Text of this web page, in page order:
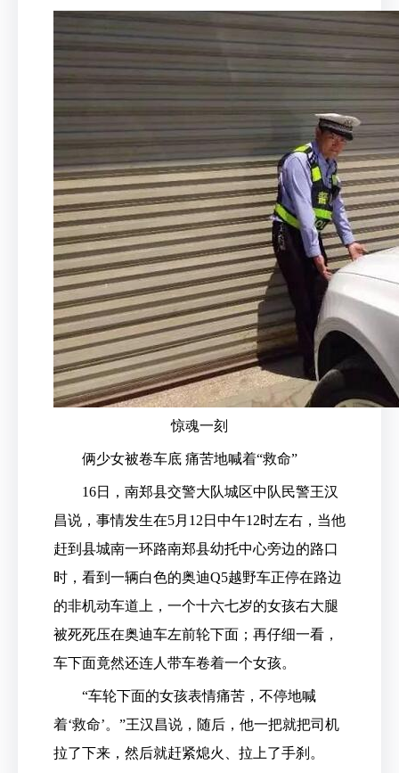
惊魂一刻
俩少女被卷车底 痛苦地喊着“救命”
16日，南郑县交警大队城区中队民警王汉
昌说，事情发生在5月12日中午12时左右，当他
赶到县城南一环路南郑县幼托中心旁边的路口
时，看到一辆白色的奥迪Q5越野车正停在路边
的非机动车道上，一个十六七岁的女孩右大腿
被死死压在奥迪车左前轮下面；再仔细一看，
车下面竟然还连人带车卷着一个女孩。
“车轮下面的女孩表情痛苦，不停地喊
着‘救命’。”王汉昌说，随后，他一把就把司机
拉了下来，然后就赶紧熄火、拉上了手刹。